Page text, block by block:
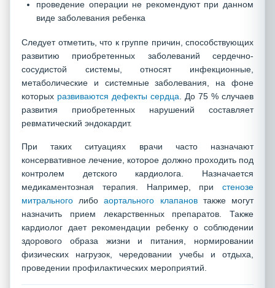
проведение операции не рекомендуют при данном
виде заболевания ребенка
Следует отметить, что к группе причин, способствующих
развитию приобретенных заболеваний сердечно-
сосудистой системы, относят инфекционные,
метаболические и системные заболевания, на фоне
которых развиваются дефекты сердца . До 75 % случаев
развития приобретенных нарушений составляет
ревматический эндокардит.
При таких ситуациях врачи часто назначают
консервативное лечение, которое должно проходить под
контролем детского кардиолога. Назначается
медикаментозная терапия. Например, при стенозе
митрального либоаортального клапановтакже могут
назначить прием лекарственных препаратов. Также
кардиолог дает рекомендации ребенку о соблюдении
здорового образа жизни и питания, нормировании
физических нагрузок, чередовании учебы и отдыха,
проведении профилактических мероприятий.